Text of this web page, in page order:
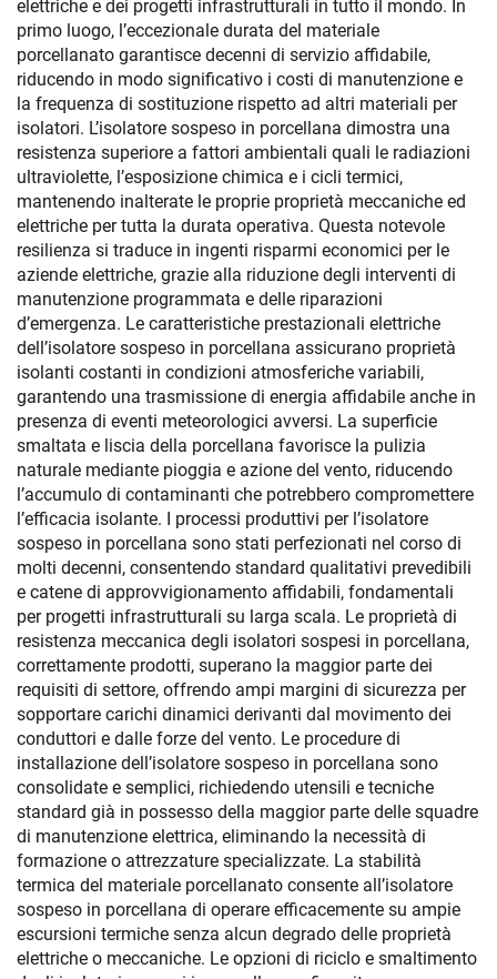
elettriche e dei progetti infrastrutturali in tutto il mondo. In
primo luogo, l’eccezionale durata del materiale
porcellanato garantisce decenni di servizio affidabile,
riducendo in modo significativo i costi di manutenzione e
la frequenza di sostituzione rispetto ad altri materiali per
isolatori. L’isolatore sospeso in porcellana dimostra una
resistenza superiore a fattori ambientali quali le radiazioni
ultraviolette, l’esposizione chimica e i cicli termici,
mantenendo inalterate le proprie proprietà meccaniche ed
elettriche per tutta la durata operativa. Questa notevole
resilienza si traduce in ingenti risparmi economici per le
aziende elettriche, grazie alla riduzione degli interventi di
manutenzione programmata e delle riparazioni
d’emergenza. Le caratteristiche prestazionali elettriche
dell’isolatore sospeso in porcellana assicurano proprietà
isolanti costanti in condizioni atmosferiche variabili,
garantendo una trasmissione di energia affidabile anche in
presenza di eventi meteorologici avversi. La superficie
smaltata e liscia della porcellana favorisce la pulizia
naturale mediante pioggia e azione del vento, riducendo
l’accumulo di contaminanti che potrebbero compromettere
l’efficacia isolante. I processi produttivi per l’isolatore
sospeso in porcellana sono stati perfezionati nel corso di
molti decenni, consentendo standard qualitativi prevedibili
e catene di approvvigionamento affidabili, fondamentali
per progetti infrastrutturali su larga scala. Le proprietà di
resistenza meccanica degli isolatori sospesi in porcellana,
correttamente prodotti, superano la maggior parte dei
requisiti di settore, offrendo ampi margini di sicurezza per
sopportare carichi dinamici derivanti dal movimento dei
conduttori e dalle forze del vento. Le procedure di
installazione dell’isolatore sospeso in porcellana sono
consolidate e semplici, richiedendo utensili e tecniche
standard già in possesso della maggior parte delle squadre
di manutenzione elettrica, eliminando la necessità di
formazione o attrezzature specializzate. La stabilità
termica del materiale porcellanato consente all’isolatore
sospeso in porcellana di operare efficacemente su ampie
escursioni termiche senza alcun degrado delle proprietà
elettriche o meccaniche. Le opzioni di riciclo e smaltimento